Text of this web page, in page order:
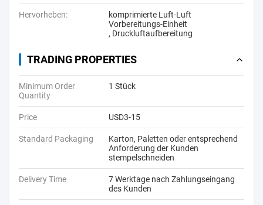
Hervorheben:
komprimierte Luft-Luft
Vorbereitungs-Einheit
, Druckluftaufbereitung
TRADING PROPERTIES
Minimum Order
Quantity
1 Stück
Price USD3-15
Standard Packaging
Karton, Paletten oder entsprechend
Anforderung der Kunden
stempelschneiden
Delivery Time
7 Werktage nach Zahlungseingang
des Kunden